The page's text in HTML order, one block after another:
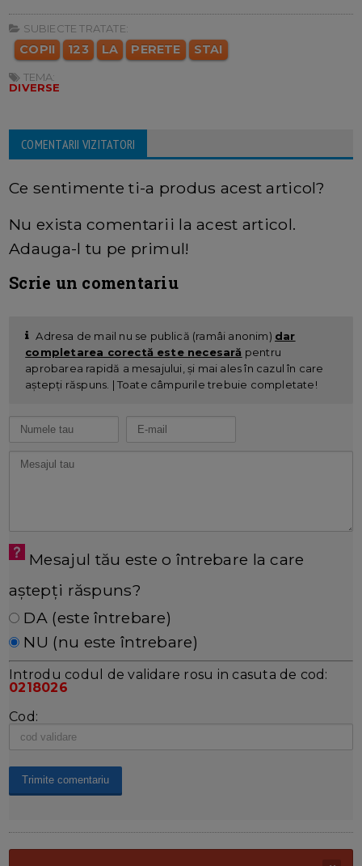
SUBIECTE TRATATE:
COPII 123 LA PERETE STAI
TEMA:
DIVERSE
COMENTARII VIZITATORI
Ce sentimente ti-a produs acest articol?
Nu exista comentarii la acest articol.
Adauga-l tu pe primul!
Scrie un comentariu
Adresa de mail nu se publică (ramâi anonim) dar
completarea corectă este necesară pentru
aprobarea rapidă a mesajului, și mai ales în cazul în care
aștepți răspuns. | Toate câmpurile trebuie completate!
Mesajul tău este o întrebare la care
aștepți răspuns?
DA (este întrebare)
NU (nu este întrebare)
Introdu codul de validare rosu in casuta de cod:
0218026
Cod: